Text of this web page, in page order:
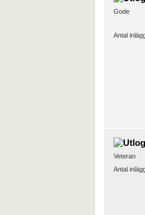
Gode
Antal
Veteran
Antal